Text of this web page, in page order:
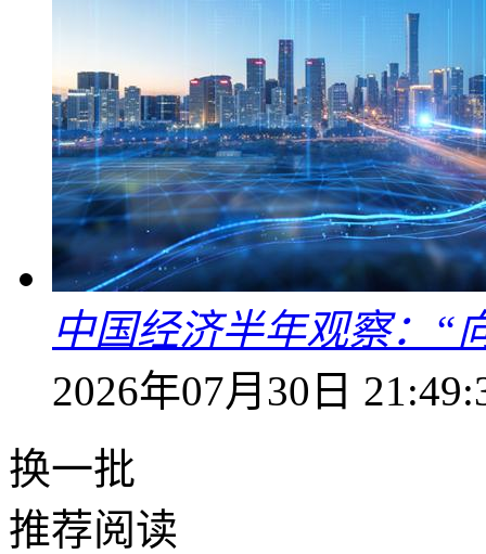
中国经济半年观察：“
2026年07月30日
换一批
推荐阅读